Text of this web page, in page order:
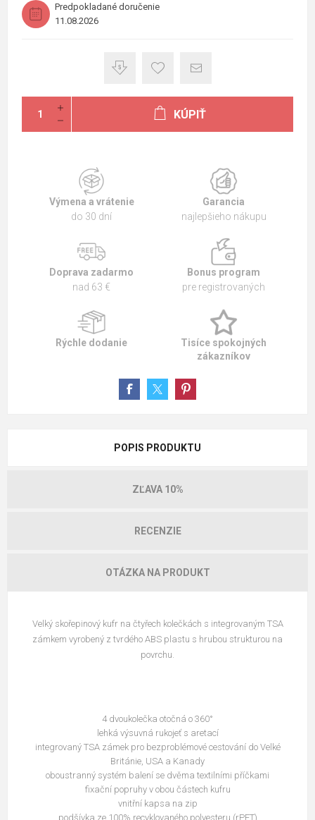
Predpokladané doručenie
11.08.2026
KÚPIŤ
Výmena a vrátenie
do 30 dní
Garancia
najlepšieho nákupu
Doprava zadarmo
nad 63 €
Bonus program
pre registrovaných
Rýchle dodanie
Tisíce spokojných
zákazníkov
POPIS PRODUKTU
ZĽAVA 10%
RECENZIE
OTÁZKA NA PRODUKT
Velký skořepinový kufr na čtyřech kolečkách s integrovaným TSA
zámkem vyrobený z tvrdého ABS plastu s hrubou strukturou na
povrchu.
4 dvoukolečka otočná o 360°
lehká výsuvná rukojeť s aretací
integrovaný TSA zámek pro bezproblémové cestování do Velké
Británie, USA a Kanady
oboustranný systém balení se dvěma textilními příčkami
fixační popruhy v obou částech kufru
vnitřní kapsa na zip
podšívka ze 100% recyklovaného polyesteru (rPET)